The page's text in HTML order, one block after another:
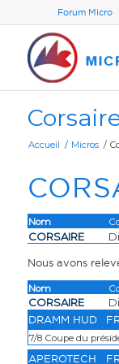
Forum Micro
Accueil / Micros /
Nom
CORSAIRE
Nous avons
Nom
CORSAIRE
DRAMM HUD
7/8 Coupe du
Annecy
21/22Micro Lac
APEROTECH